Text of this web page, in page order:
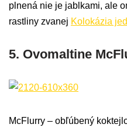
plnená nie je jablkami, ale
rastliny zvanej Kolokázia
5. Ovomaltine
McFlurry – obľúbený